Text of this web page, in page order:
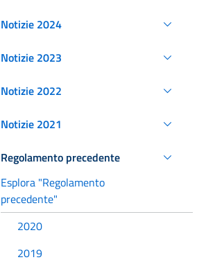
Notizie 2024
Notizie 2023
Notizie 2022
Notizie 2021
Regolamento precedente
Esplora "Regolamento
precedente"
2020
2019